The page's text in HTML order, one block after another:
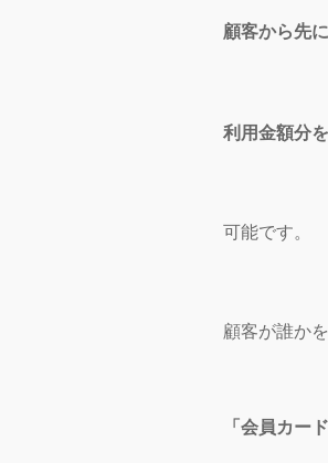
顧客から先
利用金額分
可能です。
顧客が誰か
「会員カード